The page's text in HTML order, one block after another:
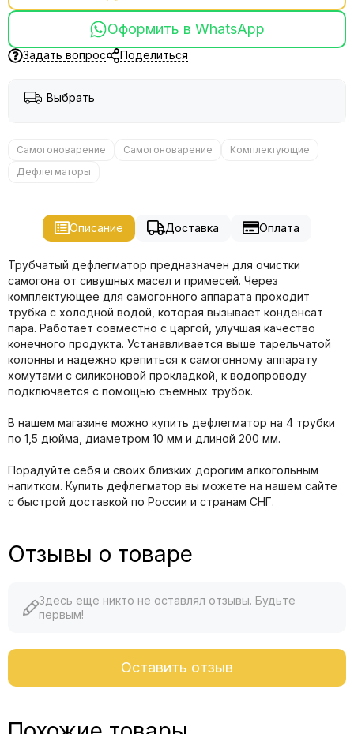
Оформить в WhatsApp
Задать вопрос Поделиться
Выбрать
Самогоноварение Самогоноварение
Комплектующие
Дефлегматоры
Описание Доставка Оплата
Трубчатый дефлегматор предназначен для очистки
самогона от сивушных масел и примесей. Через
комплектующее для самогонного аппарата проходит
трубка с холодной водой, которая вызывает конденсат
пара. Работает совместно с царгой, улучшая качество
конечного продукта. Устанавливается выше тарельчатой
колонны и надежно крепиться к самогонному аппарату
хомутами с силиконовой прокладкой, к водопроводу
подключается с помощью съемных трубок.
В нашем магазине можно купить дефлегматор на 4 трубки
по 1,5 дюйма, диаметром 10 мм и длиной 200 мм.
Порадуйте себя и своих близких дорогим алкогольным
напитком. Купить дефлегматор вы можете на нашем сайте
с быстрой доставкой по России и странам СНГ.
Отзывы о товаре
Здесь еще никто не оставлял отзывы. Будьте
первым!
Оставить отзыв